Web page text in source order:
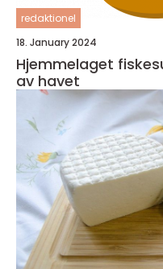
redaktionel
18. January 2024
Hjemmelaget
av havet